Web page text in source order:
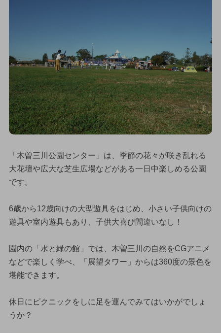
「木曽三川公園センター」は、季節の花々が咲き乱れる
大花壇や広大な芝生広場などがある一日中楽しめる公園
です。
6歳から12歳向けの大型遊具をはじめ、小さい子供向けの
遊具や室内遊具もあり、子供大喜び間違いなし！
園内の「水と緑の館」では、木曽三川の自然をCGアニメ
などで楽しく学べ、「展望タワー」からは360度の景色を
堪能できます。
休日にピクニックをしに足を運んでみてはいかがでしょ
うか？